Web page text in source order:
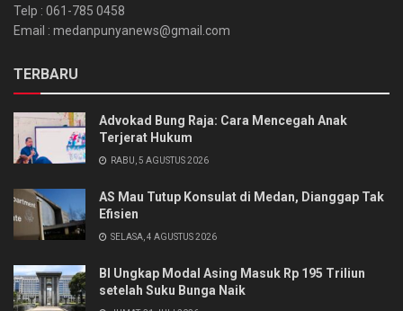
Telp : 061-785 0458
Email : medanpunyanews@gmail.com
TERBARU
Advokad Bung Raja: Cara Mencegah Anak
Terjerat Hukum
RABU, 5 AGUSTUS 2026
AS Mau Tutup Konsulat di Medan, Dianggap Tak
Efisien
SELASA, 4 AGUSTUS 2026
BI Ungkap Modal Asing Masuk Rp 195 Triliun
setelah Suku Bunga Naik